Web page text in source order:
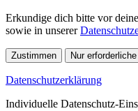
Erkundige dich bitte vor
sowie in unserer
Zustimmen Nur erforderliche
Datenschutzerklärung
Individuelle Datenschutz-